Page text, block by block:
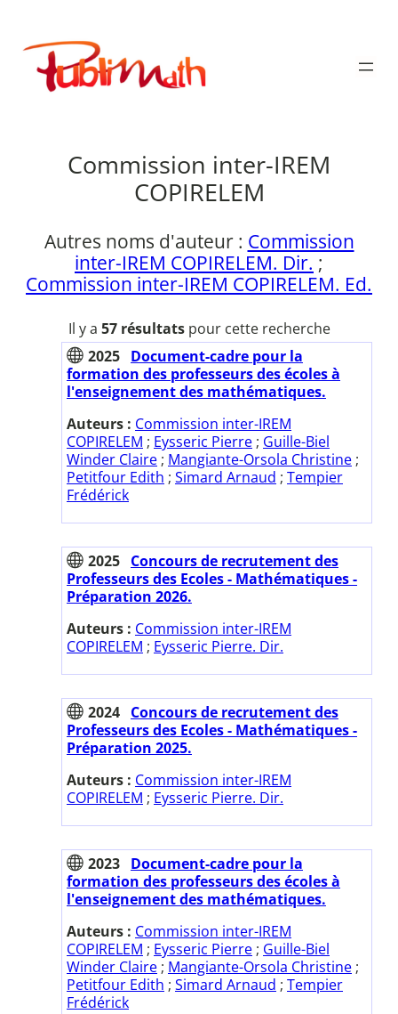
contenu
Publimath
Commission inter-IREM
COPIRELEM
Autres noms d'auteur : Commission
inter-IREM COPIRELEM. Dir. ;
Commission inter-IREM COPIRELEM. Ed.
Il y a 57 résultatspour cette recherche
2025 Document-cadre pour la
formation des professeurs des écoles à
l'enseignement des mathématiques.
Auteurs : Commission inter-IREM
COPIRELEM ; Eysseric Pierre ; Guille-Biel
Winder Claire ; Mangiante-Orsola Christine ;
Petitfour Edith ; Simard Arnaud ; Tempier
Frédérick
2025 Concours de recrutement des
Professeurs des Ecoles - Mathématiques -
Préparation 2026.
Auteurs : Commission inter-IREM
COPIRELEM ; Eysseric Pierre. Dir.
2024 Concours de recrutement des
Professeurs des Ecoles - Mathématiques -
Préparation 2025.
Auteurs : Commission inter-IREM
COPIRELEM ; Eysseric Pierre. Dir.
2023 Document-cadre pour la
formation des professeurs des écoles à
l'enseignement des mathématiques.
Auteurs : Commission inter-IREM
COPIRELEM ; Eysseric Pierre ; Guille-Biel
Winder Claire ; Mangiante-Orsola Christine ;
Petitfour Edith ; Simard Arnaud ; Tempier
Frédérick